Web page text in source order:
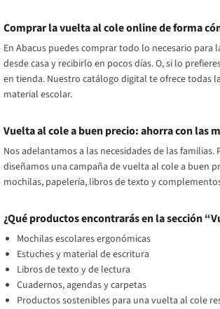
Comprar la vuelta al cole online de forma
En Abacus puedes comprar todo lo necesario para
desde casa y recibirlo en pocos días. O, si lo
en tienda. Nuestro catálogo digital te ofrece todas
material escolar.
Vuelta al cole a buen precio: ahorra con las
Nos adelantamos a las necesidades de las familias.
diseñamos una campaña de vuelta al cole a buen
mochilas, papelería, libros de texto y
¿Qué productos encontrarás en la sección
Mochilas escolares ergonómicas
Estuches y material de escritura
Libros de texto y de lectura
Cuadernos, agendas y carpetas
Productos sostenibles para una vuelta al cole